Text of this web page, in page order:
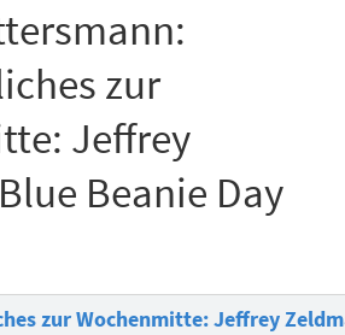
zur
Jeffrey
Beanie Day
zur Wochenmitte: Jeffrey